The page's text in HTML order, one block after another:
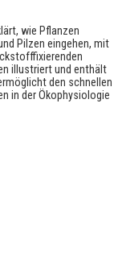
wie Pflanzen
Pilzen eingehen, mit
illustriert und enthält
den schnellen
in der Ökophysiologie